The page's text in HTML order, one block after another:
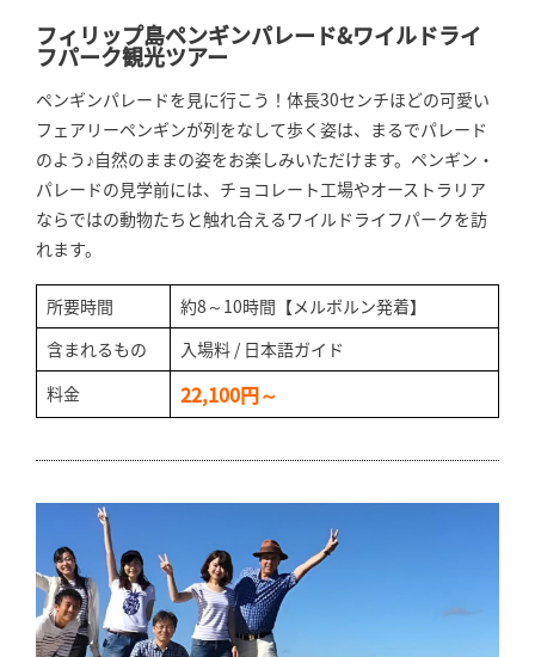
フィリップ島ペンギンパレード&ワイルドライ
フパーク観光ツアー
ペンギンパレードを見に行こう！体長30センチほどの可愛い
フェアリーペンギンが列をなして歩く姿は、まるでパレード
のよう♪自然のままの姿をお楽しみいただけます。ペンギン・
パレードの見学前には、チョコレート工場やオーストラリア
ならではの動物たちと触れ合えるワイルドライフパークを訪
れます。
所要時間
約8～10時間【メルボルン発着】
含まれるもの
入場料 / 日本語ガイド
料金
22,100円～